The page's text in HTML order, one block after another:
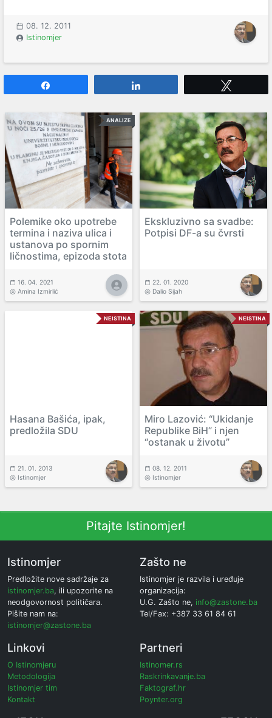
08. 12. 2011
Istinomjer
ANALIZE
Polemike oko upotrebe
termina i naziva ulica i
ustanova po spornim
ličnostima, epizoda stota
16. 04. 2021
Amina Izmirlić
Ekskluzivno sa svadbe:
Potpisi DF-a su čvrsti
22. 01. 2020
Dalio Sijah
NEISTINA
Hasana Bašića, ipak,
predložila SDU
21. 01. 2013
Istinomjer
NEISTINA
Miro Lazović: “Ukidanje
Republike BiH” i njen
“ostanak u životu”
08. 12. 2011
Istinomjer
Pitajte Istinomjer!
Istinomjer
Predložite nove sadržaje za
istinomjer.ba, ili upozorite na
neodgovornost političara.
Pišite nam na:
istinomjer@zastone.ba
Zašto ne
Istinomjer je razvila i uređuje
organizacija:
U.G. Zašto ne, info@zastone.ba
Tel/Fax: +387 33 61 84 61
Linkovi
O Istinomjeru
Metodologija
Istinomjer tim
Kontakt
Partneri
Istinomer.rs
Raskrinkavanje.ba
Faktograf.hr
Poynter.org